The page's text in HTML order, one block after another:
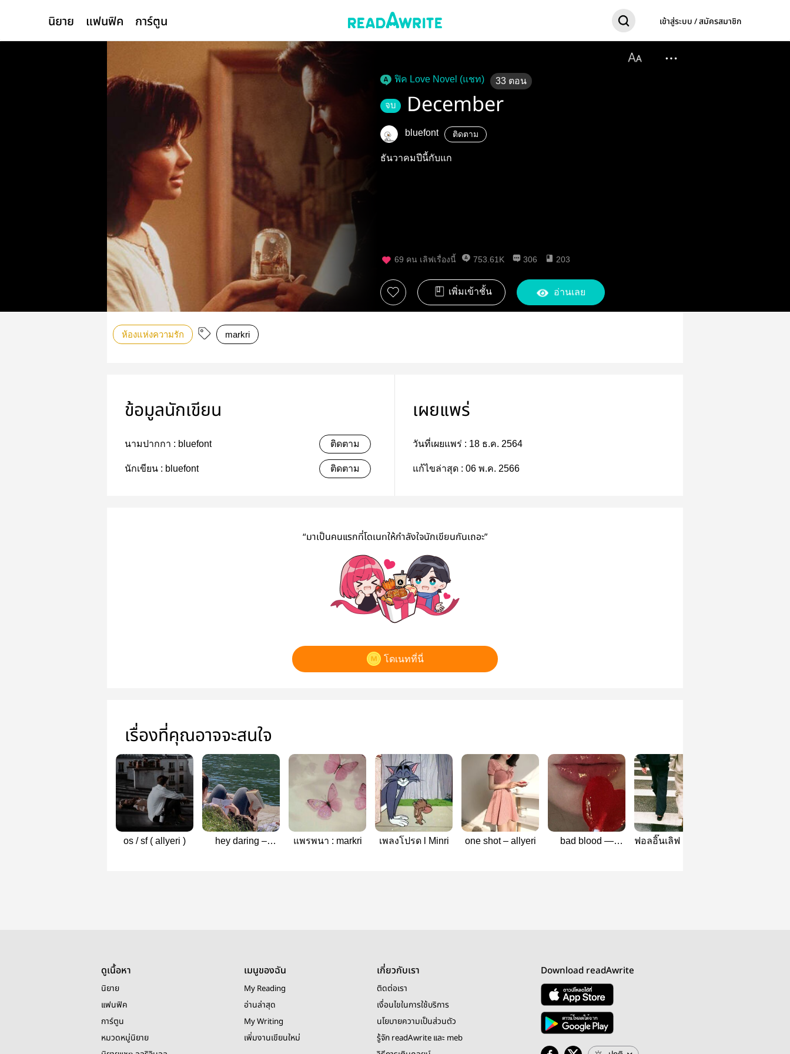
นิยาย แฟนฟิค การ์ตูน เข้าสู่ระบบ / สมัครสมาชิก
ฟิค Love Novel (แชท) 33 ตอน
จบ December
bluefont ติดตาม
ธันวาคมปีนี้กับแก
69 คน เลิฟเรื่องนี้ 753.61K 306 203
เพิ่มเข้าชั้น อ่านเลย
ห้องแห่งความรัก markri
ข้อมูลนักเขียน
นามปากกา : bluefont ติดตาม
นักเขียน : bluefont ติดตาม
เผยแพร่
วันที่เผยแพร่ : 18 ธ.ค. 2564
แก้ไขล่าสุด : 06 พ.ค. 2566
“มาเป็นคนแรกที่โดเนทให้กำลังใจนักเขียนกันเถอะ”
โดเนทที่นี่
เรื่องที่คุณอาจจะสนใจ
os / sf ( allyeri )
hey daring –
แพรพนา : markri เพลงโปรด l Minri one shot – allyeri
bad blood —
ฟอลอิ๊นเลิฟ | Dojoy
ดูเนื้อหา
นิยาย
แฟนฟิค
การ์ตูน
หมวดหมู่นิยาย
เมนูของฉัน
My Reading
อ่านล่าสุด
My Writing
เพิ่มงานเขียนใหม่
เกี่ยวกับเรา
ติดต่อเรา
เงื่อนไขในการใช้บริการ
นโยบายความเป็นส่วนตัว
รู้จัก readAwrite และ meb
Download readAwrite